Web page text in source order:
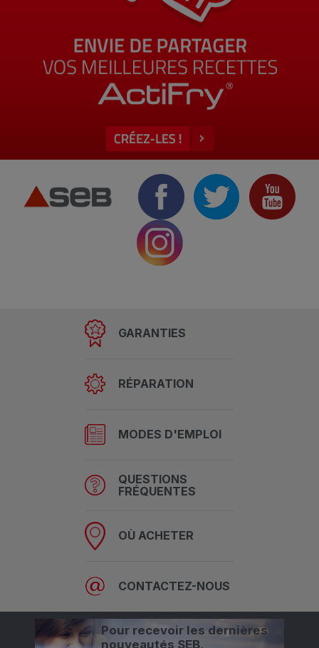
GARANTIES
RÉPARATION
MODES D'EMPLOI
QUESTIONS
FRÉQUENTES
OÙ ACHETER
CONTACTEZ-NOUS
Pour recevoir les dernières
nouveautés SEB,